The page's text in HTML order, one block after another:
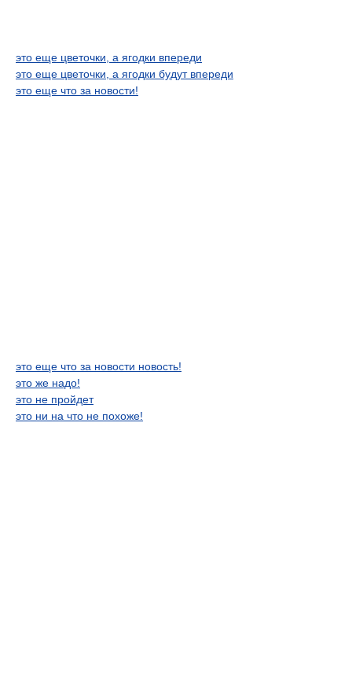
это еще цветочки, а ягодки впереди
это еще цветочки, а ягодки будут впереди
это еще что за новости!
это еще что за новости новость!
это же надо!
это не пройдет
это ни на что не похоже!